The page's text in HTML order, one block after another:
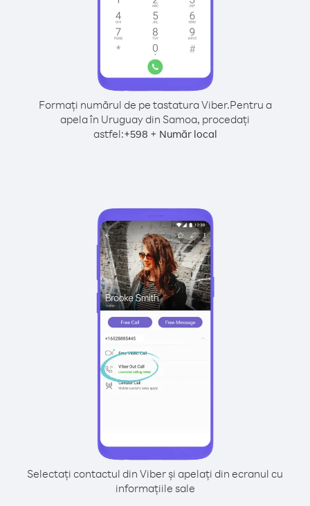
Formați numărul de pe tastatura Viber.Pentru a
apela în Uruguay din Samoa, procedați
astfel:+598 + Număr local
Selectați contactul din Viber și apelați din ecranul cu
informațiile sale